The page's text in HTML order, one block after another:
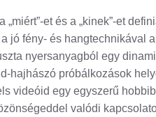
„miért”-et és a „kinek”-et
jó fény- és hangtechnikával
nyersanyagból egy
hajhászó próbálkozások
videóid egy egyszerű
valódi